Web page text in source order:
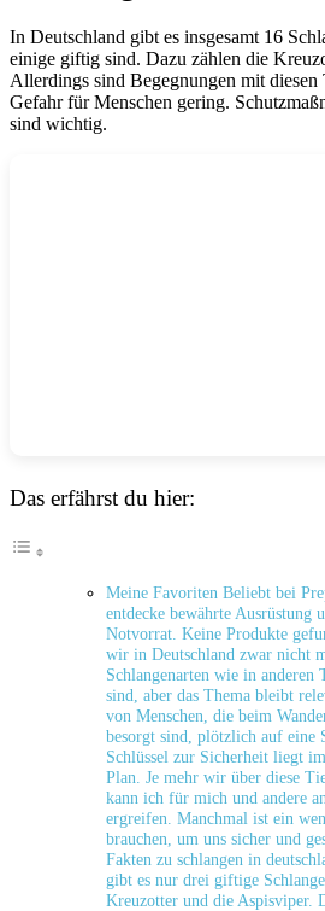
In Deutschland gibt es insgesamt 16
einige giftig sind. Dazu zählen die
Allerdings sind Begegnungen mit diesen
Gefahr für Menschen gering.
sind wichtig.
Das erfährst du hier:
Meine Favoriten Beliebt bei
entdecke bewährte Ausrüstung
Notvorrat. Keine Produkte
wir ⁤in Deutschland zwar ​nicht
Schlangenarten⁣ wie in
sind, aber das Thema bleibt
⁢von Menschen, die beim
besorgt sind,⁤ plötzlich auf eine
Schlüssel zur Sicherheit liegt​
Plan. Je mehr ​wir über​ diese‌
kann ich⁢ für mich und⁣ andere
ergreifen. ​Manchmal ist ⁢ein
brauchen,⁢ um uns ⁣sicher und⁤
Fakten zu ​schlangen ⁤in
gibt es nur drei‌ giftige
⁤Kreuzotter und ⁤die Aspisviper.